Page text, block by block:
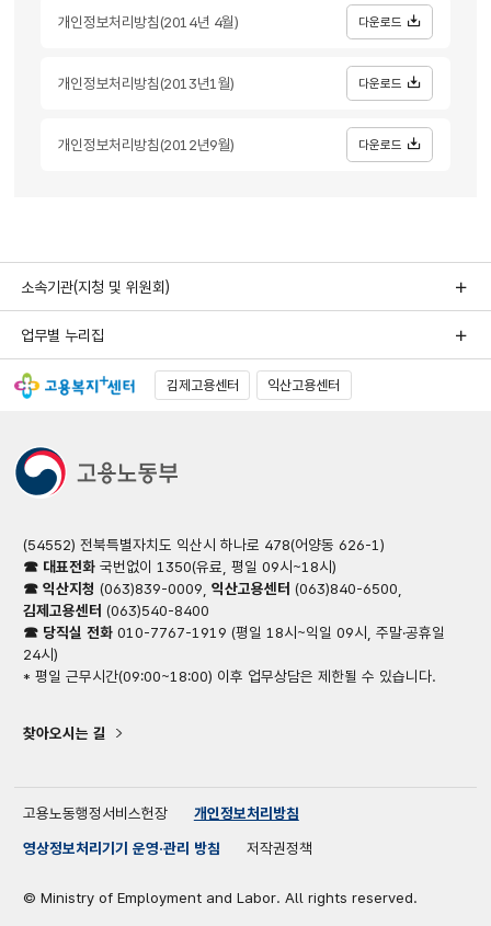
개인정보처리방침(2014년 4월) 다운로드
개인정보처리방침(2013년1월) 다운로드
개인정보처리방침(2012년9월) 다운로드
소속기관(지청 및 위원회)
업무별 누리집
김제고용센터 익산고용센터
(54552) 전북특별자치도 익산시 하나로 478(어양동 626-1)
☎ 대표전화 국번없이 1350(유료, 평일 09시~18시)
☎ 익산지청 (063)839-0009, 익산고용센터 (063)840-6500,
김제고용센터 (063)540-8400
☎ 당직실 전화 010-7767-1919 (평일 18시~익일 09시, 주말·공휴일
24시)
* 평일 근무시간(09:00~18:00) 이후 업무상담은 제한될 수 있습니다.
찾아오시는 길
고용노동행정서비스헌장
개인정보처리방침
영상정보처리기기 운영·관리 방침
저작권정책
© Ministry of Employment and Labor. All rights reserved.